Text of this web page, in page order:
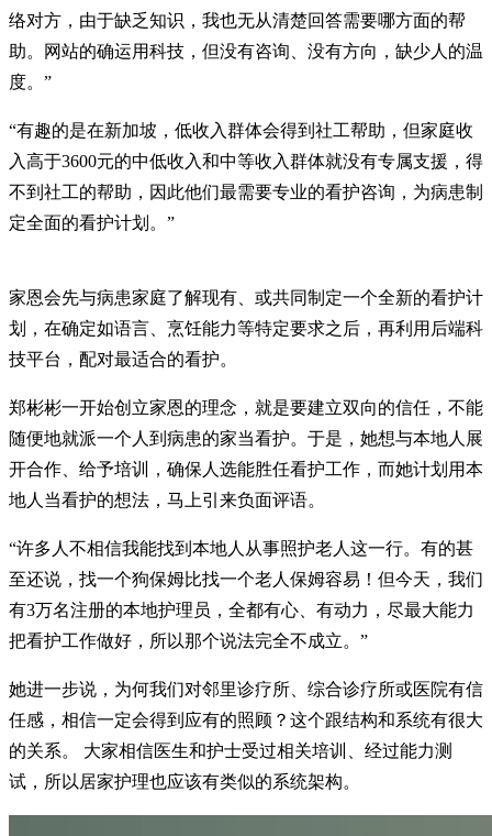
络对方，由于缺乏知识，我也无从清楚回答需要哪方面的帮
助。网站的确运用科技，但没有咨询、没有方向，缺少人的温
度。”
“有趣的是在新加坡，低收入群体会得到社工帮助，但家庭收
入高于3600元的中低收入和中等收入群体就没有专属支援，得
不到社工的帮助，因此他们最需要专业的看护咨询，为病患制
定全面的看护计划。”
家恩会先与病患家庭了解现有、或共同制定一个全新的看护计
划，在确定如语言、烹饪能力等特定要求之后，再利用后端科
技平台，配对最适合的看护。
郑彬彬一开始创立家恩的理念，就是要建立双向的信任，不能
随便地就派一个人到病患的家当看护。于是，她想与本地人展
开合作、给予培训，确保人选能胜任看护工作，而她计划用本
地人当看护的想法，马上引来负面评语。
“许多人不相信我能找到本地人从事照护老人这一行。有的甚
至还说，找一个狗保姆比找一个老人保姆容易！但今天，我们
有3万名注册的本地护理员，全都有心、有动力，尽最大能力
把看护工作做好，所以那个说法完全不成立。”
她进一步说，为何我们对邻里诊疗所、综合诊疗所或医院有信
任感，相信一定会得到应有的照顾？这个跟结构和系统有很大
的关系。 大家相信医生和护士受过相关培训、经过能力测
试，所以居家护理也应该有类似的系统架构。